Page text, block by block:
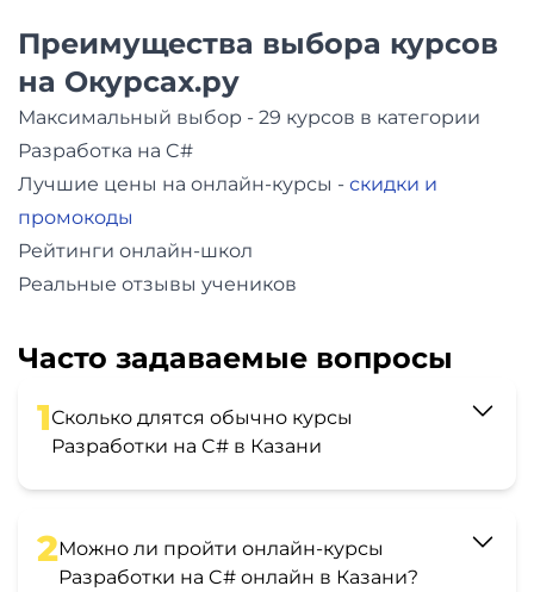
Преимущества выбора курсов
на Окурсах.ру
Максимальный выбор - 29 курсов в категории
Разработка на C#
Лучшие цены на онлайн-курсы - скидки и
промокоды
Рейтинги онлайн-школ
Реальные отзывы учеников
Часто задаваемые вопросы
1Сколько длятся обычно курсы
Разработки на C# в Казани
2Можно ли пройти онлайн-курсы
Разработки на C# онлайн в Казани?